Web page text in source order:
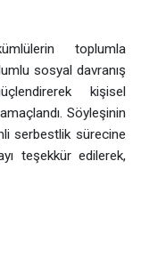
toplumla
sosyal davranış
kişisel
Söyleşinin
serbestlik sürecine
teşekkür edilerek,